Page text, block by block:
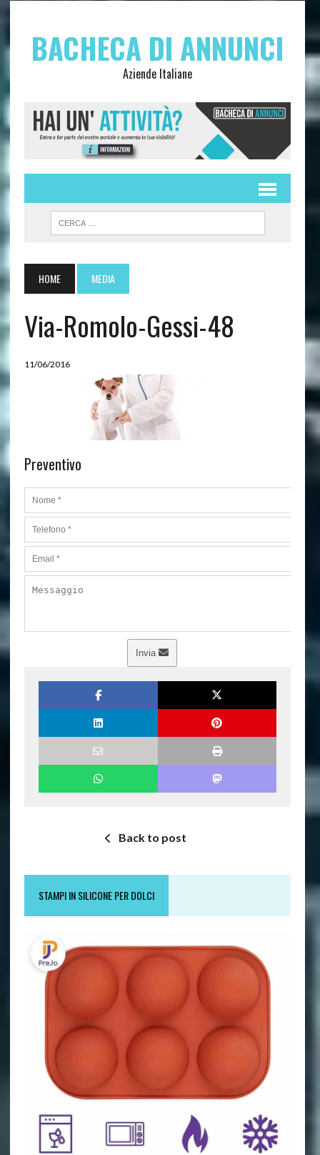
BACHECA DI ANNUNCI
Aziende Italiane
HOME MEDIA
Via-Romolo-Gessi-48
11/06/2016
Preventivo
Invia
Back to post
STAMPI IN SILICONE PER DOLCI